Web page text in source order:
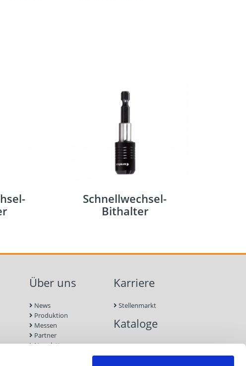
Schnellwechsel-
Bithalter
Über uns
News
Produktion
Messen
Partner
Newsletter
Karriere
Stellenmarkt
Kataloge